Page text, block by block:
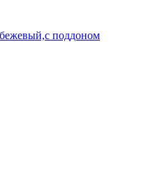
поддоном